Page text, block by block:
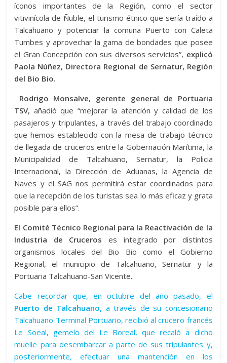
íconos importantes de la Región, como el sector
vitivinícola de Ñuble, el turismo étnico que sería traído a
Talcahuano y potenciar la comuna Puerto con Caleta
Tumbes y aprovechar la gama de bondades que posee
el Gran Concepción con sus diversos servicios”, explicó
Paola Núñez, Directora Regional de Sernatur, Región
del Bio Bio.
Rodrigo Monsalve, gerente general de Portuaria
TSV, añadió que “mejorar la atención y calidad de los
pasajeros y tripulantes, a través del trabajo coordinado
que hemos establecido con la mesa de trabajo técnico
de llegada de cruceros entre la Gobernación Marítima, la
Municipalidad de Talcahuano, Sernatur, la Policia
Internacional, la Dirección de Aduanas, la Agencia de
Naves y el SAG nos permitirá estar coordinados para
que la recepción de los turistas sea lo más eficaz y grata
posible para ellos”.
El Comité Técnico Regional para la Reactivación de la
Industria de Cruceros es integrado por distintos
organismos locales del Bio Bio como el Gobierno
Regional, el municipio de Talcahuano, Sernatur y la
Portuaria Talcahuano-San Vicente.
Cabe recordar que, en octubre del año pasado, el
Puerto de Talcahuano, a través de su concesionario
Talcahuano Terminal Portuario, recibió al crucero francés
Le Soeal, gemelo del Le Boreal, que recaló a dicho
muelle para desembarcar a parte de sus tripulantes y,
posteriormente, efectuar una mantención en los